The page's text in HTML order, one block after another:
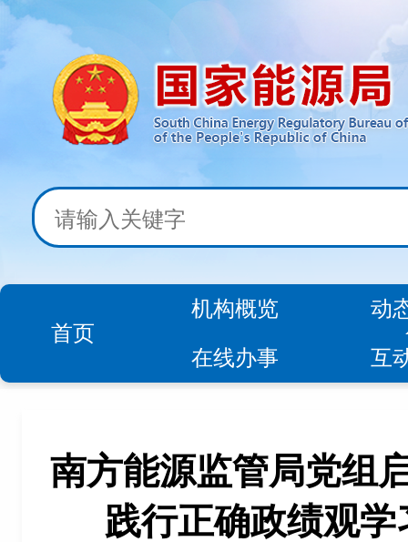
首页
机构概览
动
在线办事
互
南方能源监管局党组
践行正确政绩观